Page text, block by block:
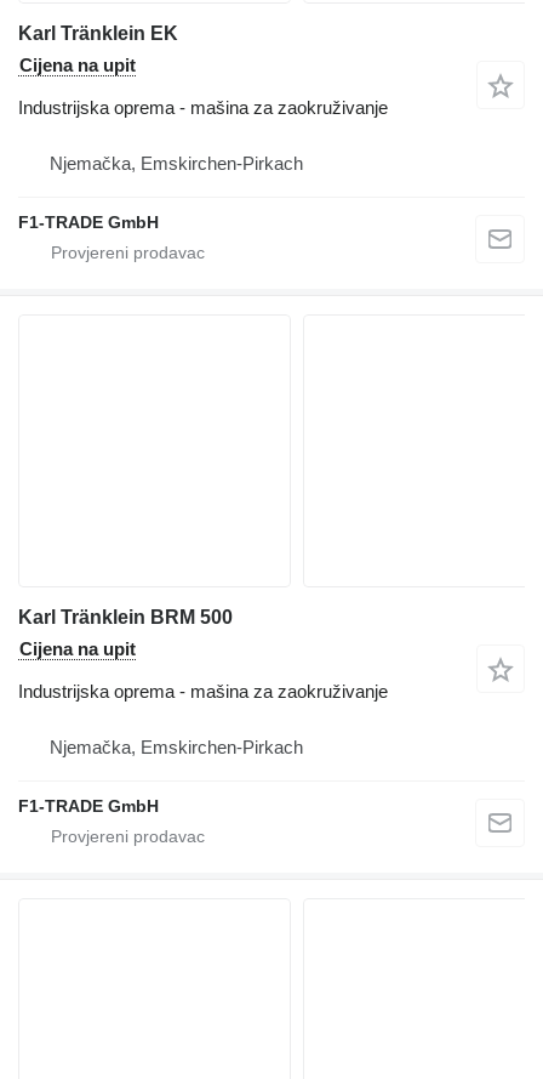
Karl Tränklein EK
Cijena na upit
Industrijska oprema - mašina za zaokruživanje
Njemačka, Emskirchen-Pirkach
F1-TRADE GmbH
Karl Tränklein BRM 500
Cijena na upit
Industrijska oprema - mašina za zaokruživanje
Njemačka, Emskirchen-Pirkach
F1-TRADE GmbH